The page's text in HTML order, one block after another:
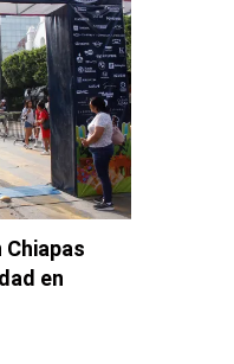
Chiapas
en